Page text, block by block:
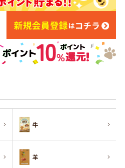
キャットフード
服・おさんぽ用品
シニアサポート
牛
羊